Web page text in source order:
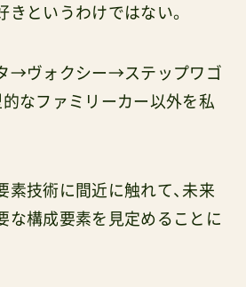
きというわけではない。
→ヴォクシー→ステップワゴ
的なファミリーカー以外を私
素技術に間近に触れて、未来
な構成要素を見定めることに